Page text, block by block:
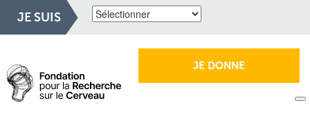
JE SUIS
JE DONNE